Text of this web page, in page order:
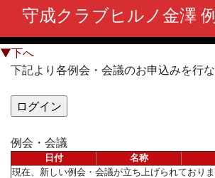
守成クラブヒルノ金澤
▼下へ
下記より各例会・会議のお申込みを行な
例会・会議
日付 名称
現在、新しい例会・会議が立ち上げられておりま